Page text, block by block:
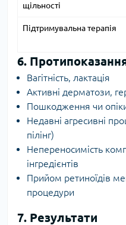
щільності
Підтримувальна терапія
6.
Вагітність, лактація
Активні дерматози,
Пошкодження чи
Недавні агресивні
пілінг)
Непереносимість
інгредієнтів
Прийом ретиноїдів
процедури
7. Результати